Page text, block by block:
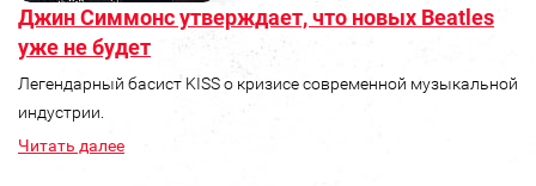
Джин Симмонс утверждает, что новых Beatles
уже не будет
Легендарный басист KISS о кризисе современной музыкальной
индустрии.
Читать далее